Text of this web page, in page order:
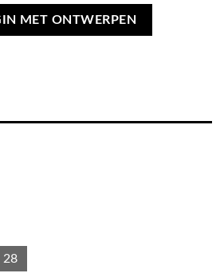
9 Tough hoesje - tough case aantal
MET ONTWERPEN
28